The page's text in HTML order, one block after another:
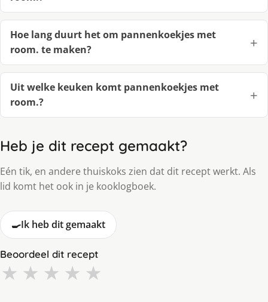
Hoe lang duurt het om pannenkoekjes met
room. te maken?
Uit welke keuken komt pannenkoekjes met
room.?
Heb je dit recept gemaakt?
Eén tik, en andere thuiskoks zien dat dit recept werkt. Als
lid komt het ook in je kooklogboek.
🍳Ik heb dit gemaakt
Beoordeel dit recept
★ ★ ★ ★ ★